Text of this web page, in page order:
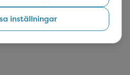
inställningar